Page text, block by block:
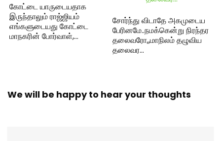
கோட்டை யாருடையதாக
இருந்தாலும் ராஜ்ஜியம்
எங்களுடையது கோட்டை
மாநகரின் போர்வாள்,…
சோர்ந்து விடாதே அகமுடைய
பேரினமே..நமக்கென்று நிரந்தர
தலைவரோ,,மாநிலம் தழுவிய
தலைவர…
We will be happy to hear your thoughts